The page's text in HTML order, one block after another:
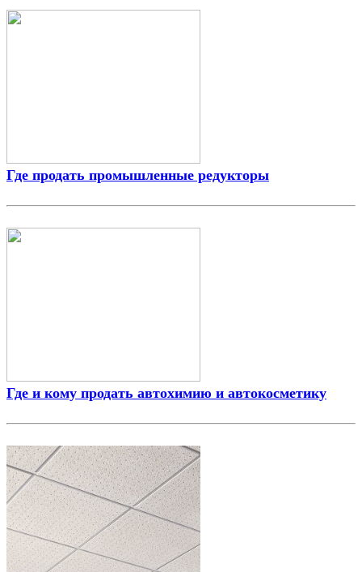
Где продать промышленные редукторы
Где и кому продать автохимию и автокосметику